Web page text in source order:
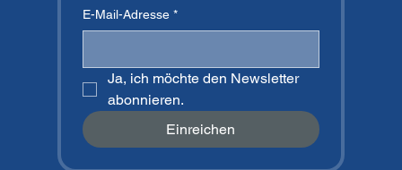
E-Mail-Adresse *
Ja, ich möchte den Newsletter
abonnieren.
Einreichen